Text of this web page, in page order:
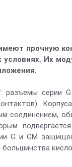
прочную
условиях. Их
разъемы серии
соединением,
G и GM